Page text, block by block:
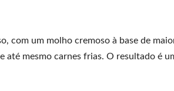
com um molho cremoso à base de
até mesmo carnes frias. O resultado é